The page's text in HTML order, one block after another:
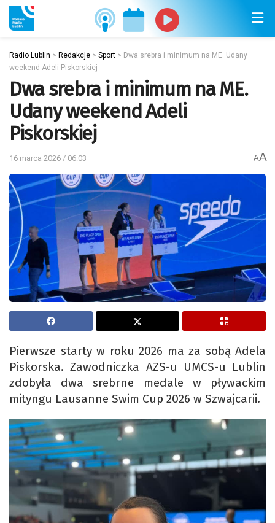
Radio Lublin > Redakcje > Sport > Dwa srebra i minimum na ME. Udany
weekend Adeli Piskorskiej
Dwa srebra i minimum na ME.
Udany weekend Adeli
Piskorskiej
16 marca 2026 / 06:03 AA
Pierwsze starty w roku 2026 ma za sobą Adela
Piskorska. Zawodniczka AZS-u UMCS-u Lublin
zdobyła dwa srebrne medale w pływackim
mityngu Lausanne Swim Cup 2026 w Szwajcarii.